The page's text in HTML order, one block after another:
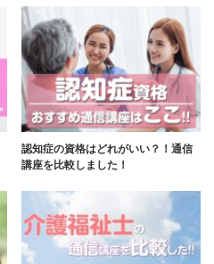
認知症の資格はどれがいい？！通信
講座を比較しました！